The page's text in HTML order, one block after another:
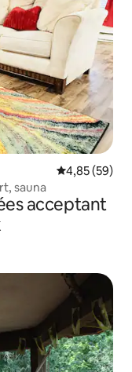
Évaluation
4,85 (59)
sauna
acceptant